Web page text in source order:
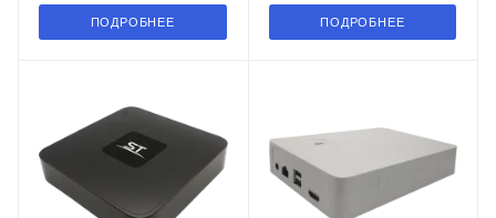
ПОДРОБНЕЕ ПОДРОБНЕЕ